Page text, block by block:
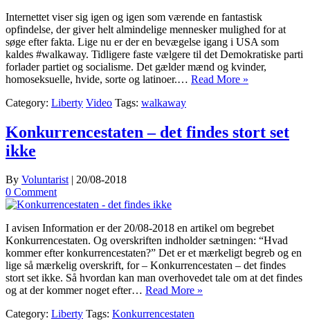
Internettet viser sig igen og igen som værende en fantastisk
opfindelse, der giver helt almindelige mennesker mulighed for at
søge efter fakta. Lige nu er der en bevægelse igang i USA som
kaldes #walkaway. Tidligere faste vælgere til det Demokratiske parti
forlader partiet og socialisme. Det gælder mænd og kvinder,
homoseksuelle, hvide, sorte og latinoer.… Read More »
Category: Liberty Video Tags: walkaway
Konkurrencestaten – det findes stort set
ikke
By Voluntarist | 20/08-2018
0 Comment
I avisen Information er der 20/08-2018 en artikel om begrebet
Konkurrencestaten. Og overskriften indholder sætningen: “Hvad
kommer efter konkurrencestaten?” Det er et mærkeligt begreb og en
lige så mærkelig overskrift, for – Konkurrencestaten – det findes
stort set ikke. Så hvordan kan man overhovedet tale om at det findes
og at der kommer noget efter… Read More »
Category: Liberty Tags: Konkurrencestaten